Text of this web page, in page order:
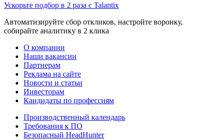
Ускорьте подбор в 2 раза с Talantix
Автоматизируйте сбор откликов, настройте воронку,
собирайте аналитику в 2 клика
О компании
Наши вакансии
Партнерам
Реклама на сайте
Новости и статьи
Инвесторам
Кандидаты по профессиям
Производственный календарь
Требования к ПО
Безопасный HeadHunter